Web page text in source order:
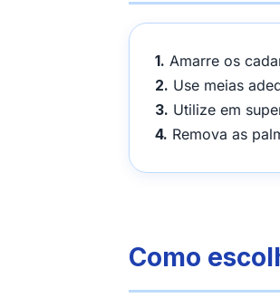
1. Amarre os
2. Use meias
3. Utilize em
4. Remova as
Como